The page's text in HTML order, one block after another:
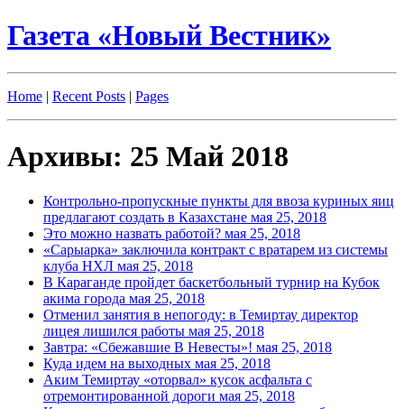
Газета «Новый Вестник»
Home | Recent Posts | Pages
Архивы: 25 Май 2018
Контрольно-пропускные пункты для ввоза куриных яиц
предлагают создать в Казахстане мая 25, 2018
Это можно назвать работой? мая 25, 2018
«Сарыарка» заключила контракт с вратарем из системы
клуба НХЛ мая 25, 2018
В Караганде пройдет баскетбольный турнир на Кубок
акима города мая 25, 2018
Отменил занятия в непогоду: в Темиртау директор
лицея лишился работы мая 25, 2018
Завтра: «Сбежавшие В Невесты»! мая 25, 2018
Куда идем на выходных мая 25, 2018
Аким Темиртау «оторвал» кусок асфальта с
отремонтированной дороги мая 25, 2018